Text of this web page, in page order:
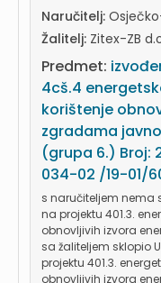
Naručitelj:
Žalitelj: Zitex-ZB
Predmet:
4cš.4
korištenje
zgradama
(grupa 6.) Broj:
034-02 /19-01/
s naručiteljem nema
na projektu 401.3.
obnovljivih izvora
sa žaliteljem sklopio
projektu 401.3.
obnovljivih izvora